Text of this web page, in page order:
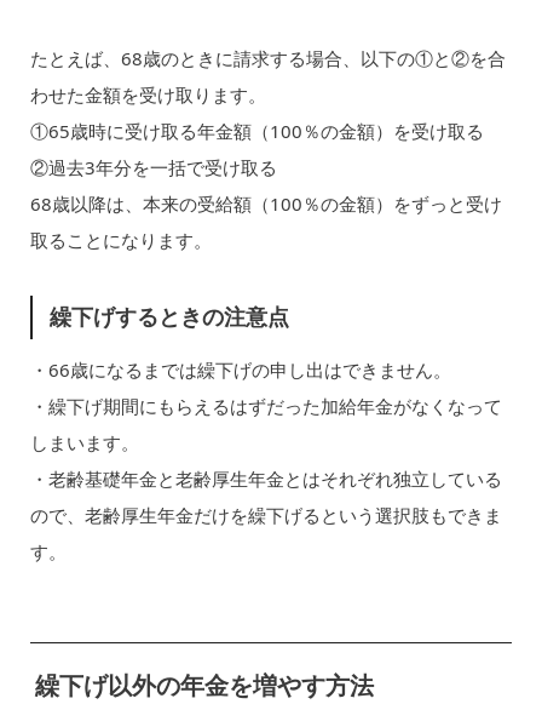
たとえば、68歳のときに請求する場合、以下の①と②を合
わせた金額を受け取ります。
①65歳時に受け取る年金額（100％の金額）を受け取る
②過去3年分を一括で受け取る
68歳以降は、本来の受給額（100％の金額）をずっと受け
取ることになります。
繰下げするときの注意点
・66歳になるまでは繰下げの申し出はできません。
・繰下げ期間にもらえるはずだった加給年金がなくなって
しまいます。
・老齢基礎年金と老齢厚生年金とはそれぞれ独立している
ので、老齢厚生年金だけを繰下げるという選択肢もできま
す。
繰下げ以外の年金を増やす方法